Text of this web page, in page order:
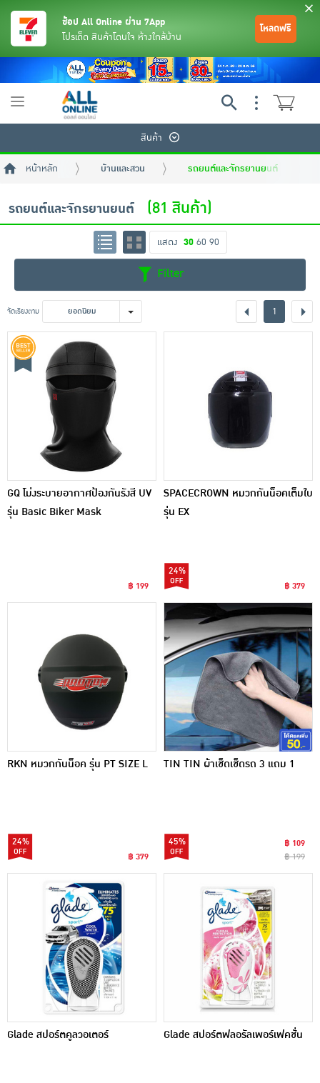
เครื่องดื่มและผงชงดื่ม
เครื่องปรุงรสและของแห้ง
ขนมขบเคี้ยว และช็อคโกแลต
อาหารสด ผัก ผลไม้และเบเกอรี่
พระเครื่อง test pop
ช้อป All Online ผ่าน 7App
โปรเด็ด สินค้าโดนใจ ห้างใกล้บ้าน
โหลดฟรี
Toggle
สินค้า
หน้าหลัก บ้านและสวน รถยนต์และจักรยานยนต์
รถยนต์และจักรยานยนต์ (81 สินค้า)
แสดง 30 60 90
Filter
จัดเรียงตาม ยอดนิยม 1
GQ โม่งระบายอากาศป้องกันรังสี UV
รุ่น Basic Biker Mask
฿ 199
SPACECROWN หมวกกันน็อคเต็มใบ
รุ่น EX
24%
฿ 379
RKN หมวกกันน็อค รุ่น PT SIZE L
24%
฿ 379
TIN TIN ผ้าเช็ดเช็ดรถ 3 แถม 1
45%
฿ 109
฿ 199
Glade สปอร์ตคูลวอเตอร์ Glade สปอร์ตฟลอรัลเพอร์เฟคชั่น